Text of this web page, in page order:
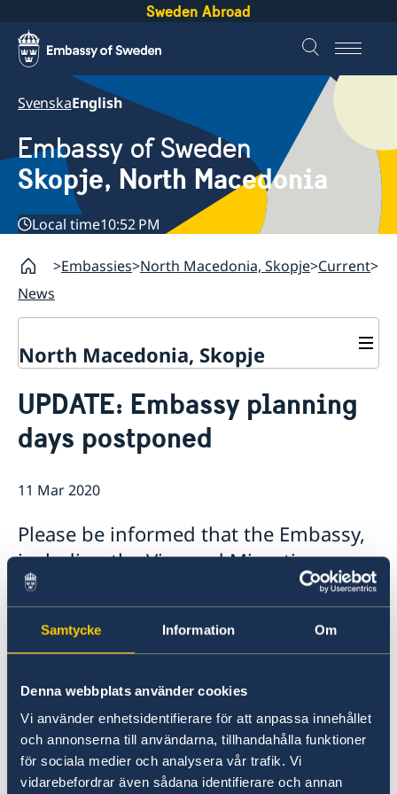
Samtycke Information Om
Denna webbplats använder cookies
Vi använder enhetsidentifierare för att anpassa innehållet
och annonserna till användarna, tillhandahålla funktioner
för sociala medier och analysera vår trafik. Vi
vidarebefordrar även sådana identifierare och annan
Sweden Abroad
SvenskaEnglish
Embassy of Sweden
Skopje, North Macedonia
Local time10:52 PM
Embassies North Macedonia, Skopje Current
News
North Macedonia, Skopje
Ambassador
Data Protection Policy
Contact / Opening Hours
Book an appointment
Current
Rules for resident permits for visits
Invitation to civil society organisations for
partnership with Sida
Important information for Migration cases and
Passports
UPDATE: Embassy planning
days postponed
11 Mar 2020
Please be informed that the Embassy,
including the Visa and Migration
Section, will be open on March 12th
and 13th 2020
Following the latest measures of the Ministry of
postpone our planning days. The Embassy will
stay open and continue working under normal
working hours.